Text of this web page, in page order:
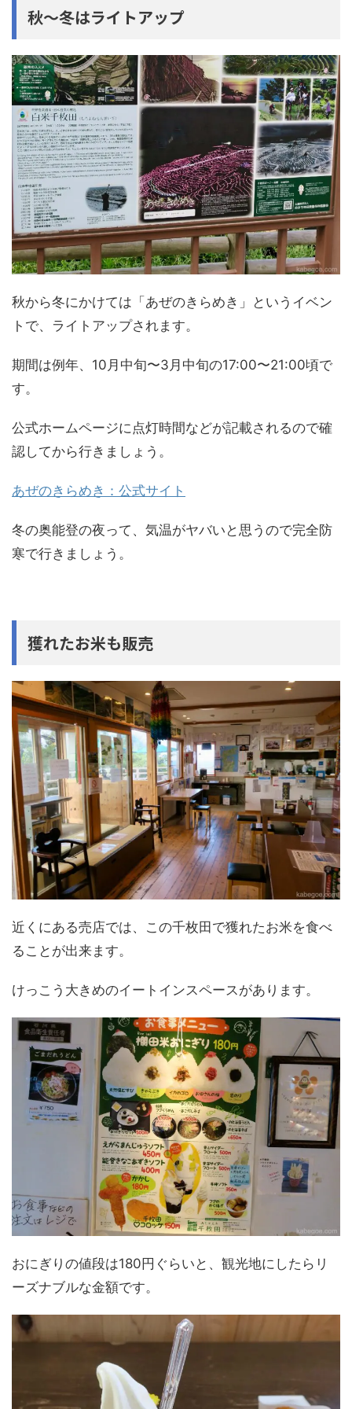
秋〜冬はライトアップ
秋から冬にかけては「あぜのきらめき」というイベン
トで、ライトアップされます。
期間は例年、10月中旬〜3月中旬の17:00〜21:00頃で
す。
公式ホームページに点灯時間などが記載されるので確
認してから行きましょう。
あぜのきらめき：公式サイト
冬の奥能登の夜って、気温がヤバいと思うので完全防
寒で行きましょう。
獲れたお米も販売
近くにある売店では、この千枚田で獲れたお米を食べ
ることが出来ます。
けっこう大きめのイートインスペースがあります。
おにぎりの値段は180円ぐらいと、観光地にしたらリ
ーズナブルな金額です。